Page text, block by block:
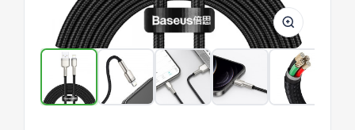
Opletený
kabel
USB/Lightning
12W,
2m,
černý